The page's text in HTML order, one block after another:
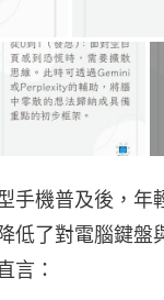
手機普及後，年
低了對電腦鍵盤
言：